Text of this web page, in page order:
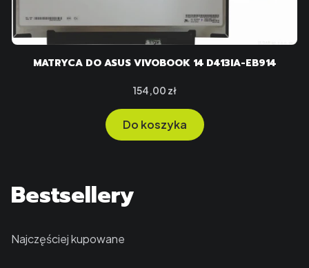
MATRYCA DO ASUS VIVOBOOK 14 D413IA-EB914
Cena
154,00 zł
Do koszyka
Bestsellery
Najczęściej kupowane